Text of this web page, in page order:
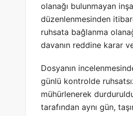
olanağı bulunmayan
düzenlenmesinden
ruhsata bağlanma
davanın reddine karar
Dosyanın
günlü kontrolde
mühürlenerek
tarafından aynı gün,